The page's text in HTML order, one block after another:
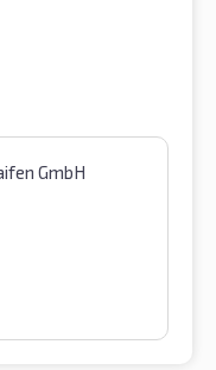
GmbH